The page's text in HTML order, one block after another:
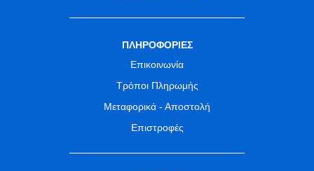
ΠΛΗΡΟΦΟΡΙΕΣ
Επικοινωνία
Τρόποι Πληρωμής
Μεταφορικά - Αποστολή
Επιστροφές